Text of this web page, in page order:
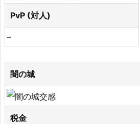
PvP (対人)
–
闇の城
税金